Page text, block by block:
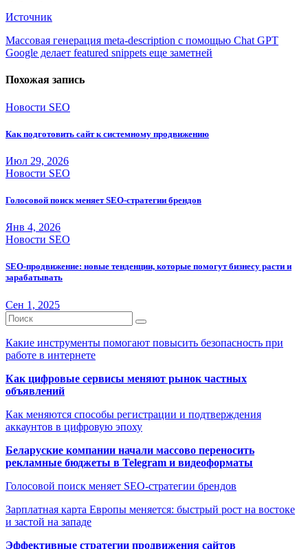
Источник
Навигация
по
записям
Массовая генерация meta-description с помощью Chat GPT
Google делает featured snippets еще заметней
Похожая запись
Новости SEO
Как подготовить сайт к системному продвижению
Июл 29, 2026
Новости SEO
Голосовой поиск меняет SEO-стратегии брендов
Янв 4, 2026
Новости SEO
SEO-продвижение: новые тенденции, которые помогут бизнесу расти и
зарабатывать
Сен 1, 2025
Какие инструменты помогают повысить безопасность при
работе в интернете
Как цифровые сервисы меняют рынок частных
объявлений
Как меняются способы регистрации и подтверждения
аккаунтов в цифровую эпоху
Беларуские компании начали массово переносить
рекламные бюджеты в Telegram и видеоформаты
Голосовой поиск меняет SEO-стратегии брендов
Зарплатная карта Европы меняется: быстрый рост на востоке
и застой на западе
Эффективные стратегии продвижения сайтов